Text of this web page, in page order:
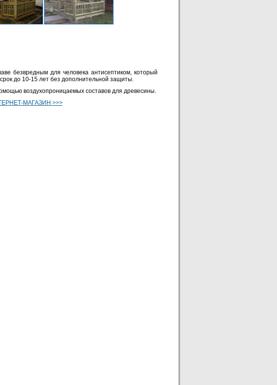
безвредным для человека антисептиком, который
до 10-15 лет без дополнительной защиты.
воздухопроницаемых составов для древесины.
МАГАЗИН >>>